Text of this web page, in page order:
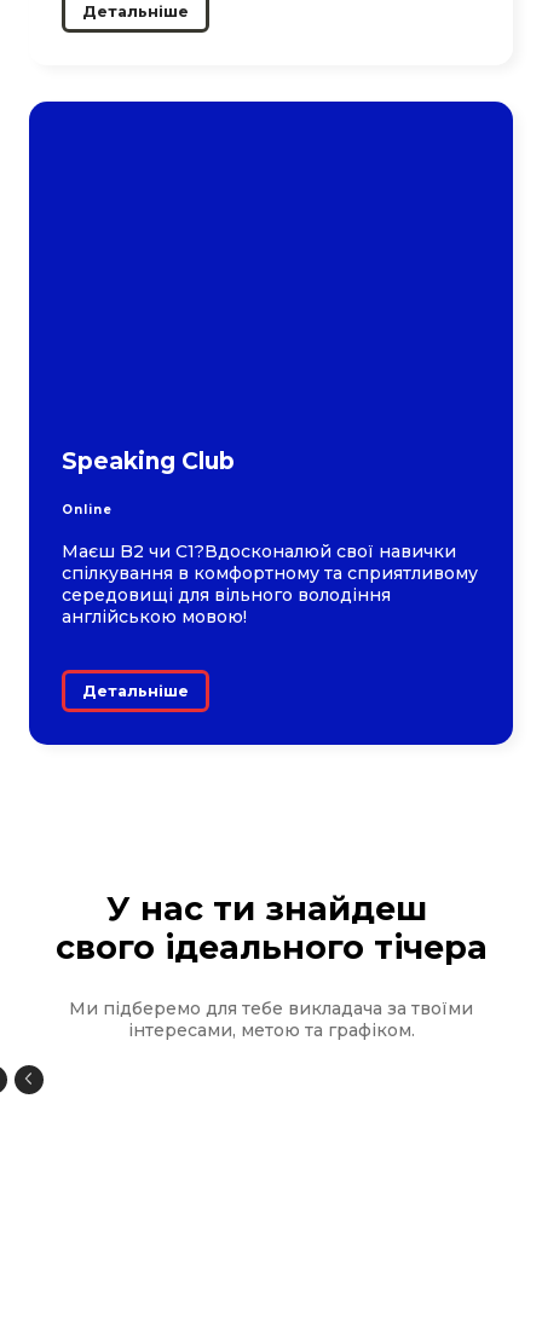
Детальніше
Speaking Club
Online
Маєш B2 чи C1?Вдосконалюй свої навички
спілкування в комфортному та сприятливому
середовищі для вільного володіння
англійською мовою!
Детальніше
У нас ти знайдеш
свого ідеального тічера
Ми підберемо для тебе викладача за твоїми
інтересами, метою та графіком.